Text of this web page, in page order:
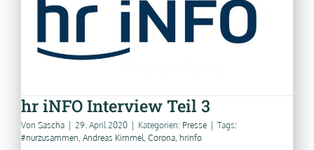
hr iNFO Interview Teil 3
Von Sascha 29. April 2020 Kategorien: Presse
Tags:
#nurzusammen, Andreas Kimmel, Corona, hrinfo